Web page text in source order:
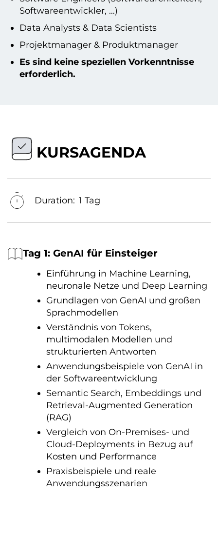
Softwareentwickler, …)
Data Analysts & Data Scientists
Projektmanager & Produktmanager
Es sind keine speziellen Vorkenntnisse
erforderlich.
KURSAGENDA
Duration: 1 Tag
Tag 1: GenAI für Einsteiger
Einführung in Machine Learning,
neuronale Netze und Deep Learning
Grundlagen von GenAI und großen
Sprachmodellen
Verständnis von Tokens,
multimodalen Modellen und
strukturierten Antworten
Anwendungsbeispiele von GenAI in
der Softwareentwicklung
Semantic Search, Embeddings und
Retrieval-Augmented Generation
(RAG)
Vergleich von On-Premises- und
Cloud-Deployments in Bezug auf
Kosten und Performance
Praxisbeispiele und reale
Anwendungsszenarien